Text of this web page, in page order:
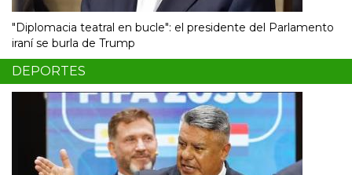
"Diplomacia teatral en bucle": el presidente del Parlamento
iraní se burla de Trump
DEPORTES